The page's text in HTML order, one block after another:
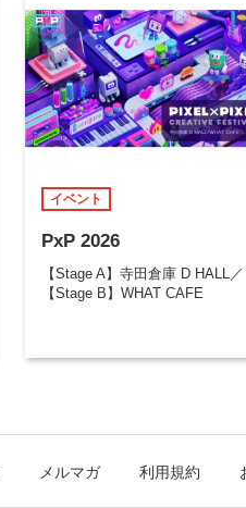
イベント
PxP 2026
【Stage A】寺田倉庫 D HALL／
【Stage B】WHAT CAFE
メルマガ 利用規約